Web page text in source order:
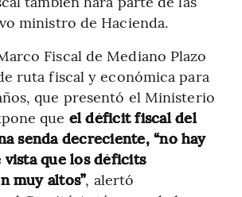
ministro de Hacienda.
Fiscal de Mediano Plazo
ruta fiscal y económica para
que presentó el Ministerio
que el déficit fiscal del
senda decreciente, “no hay
que los déficits
muy altos”, alertó